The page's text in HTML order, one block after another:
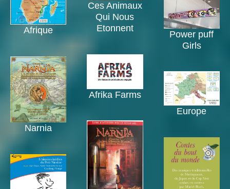
Ces Animaux
Qui Nous
Etonnent
Afrique
Power puff
Girls
Afrika Farms
Narnia
Europe